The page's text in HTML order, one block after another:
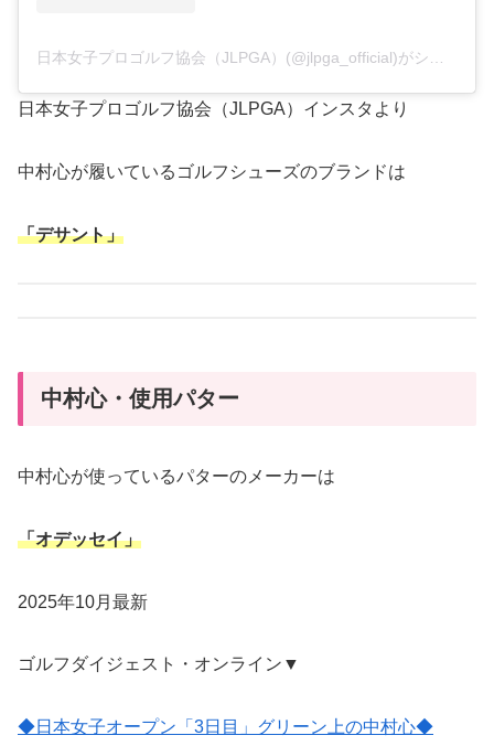
日本女子プロゴルフ協会（JLPGA）(@jlpga_official)がシェアした投稿
日本女子プロゴルフ協会（JLPGA）インスタより
中村心が履いているゴルフシューズのブランドは
「デサント」
中村心・使用パター
中村心が使っているパターのメーカーは
「オデッセイ」
2025年10月最新
ゴルフダイジェスト・オンライン▼
◆日本女子オープン「3日目」グリーン上の中村心◆